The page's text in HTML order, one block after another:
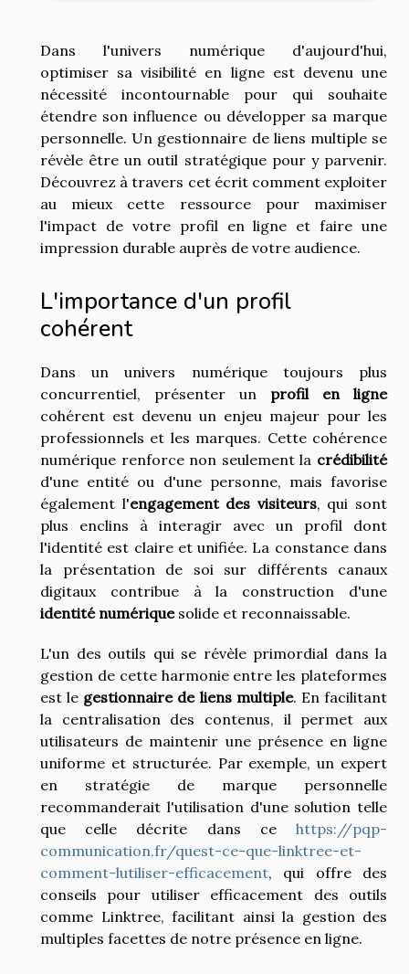
Dans l'univers numérique d'aujourd'hui,
optimiser sa visibilité en ligne est devenu une
nécessité incontournable pour qui souhaite
étendre son influence ou développer sa marque
personnelle. Un gestionnaire de liens multiple se
révèle être un outil stratégique pour y parvenir.
Découvrez à travers cet écrit comment exploiter
au mieux cette ressource pour maximiser
l'impact de votre profil en ligne et faire une
impression durable auprès de votre audience.
L'importance d'un profil
cohérent
Dans un univers numérique toujours plus
concurrentiel, présenter un profil en ligne
cohérent est devenu un enjeu majeur pour les
professionnels et les marques. Cette cohérence
numérique renforce non seulement la crédibilité
d'une entité ou d'une personne, mais favorise
également l'engagement des visiteurs, qui sont
plus enclins à interagir avec un profil dont
l'identité est claire et unifiée. La constance dans
la présentation de soi sur différents canaux
digitaux contribue à la construction d'une
identité numériquesolide et reconnaissable.
L'un des outils qui se révèle primordial dans la
gestion de cette harmonie entre les plateformes
est le gestionnaire de liens multiple. En facilitant
la centralisation des contenus, il permet aux
utilisateurs de maintenir une présence en ligne
uniforme et structurée. Par exemple, un expert
en stratégie de marque personnelle
recommanderait l'utilisation d'une solution telle
que celle décrite dans ce https://pqp-
communication.fr/quest-ce-que-linktree-et-
comment-lutiliser-efficacement, qui offre des
conseils pour utiliser efficacement des outils
comme Linktree, facilitant ainsi la gestion des
multiples facettes de notre présence en ligne.